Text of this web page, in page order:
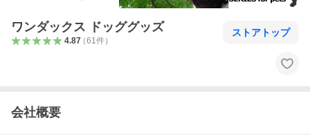
ワンダックス ドッググッズ
4.87（61件）
ストアトップ
会社概要